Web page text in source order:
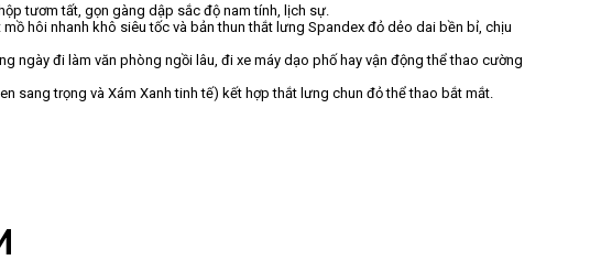
tươm tất, gọn gàng dập sắc độ nam tính, lịch sự.
hôi nhanh khô siêu tốc và bản thun thắt lưng Spandex đỏ dẻo dai bền bỉ, chịu
ngày đi làm văn phòng ngồi lâu, đi xe máy dạo phố hay vận động thể thao cường
sang trọng và Xám Xanh tinh tế) kết hợp thắt lưng chun đỏ thể thao bắt mắt.